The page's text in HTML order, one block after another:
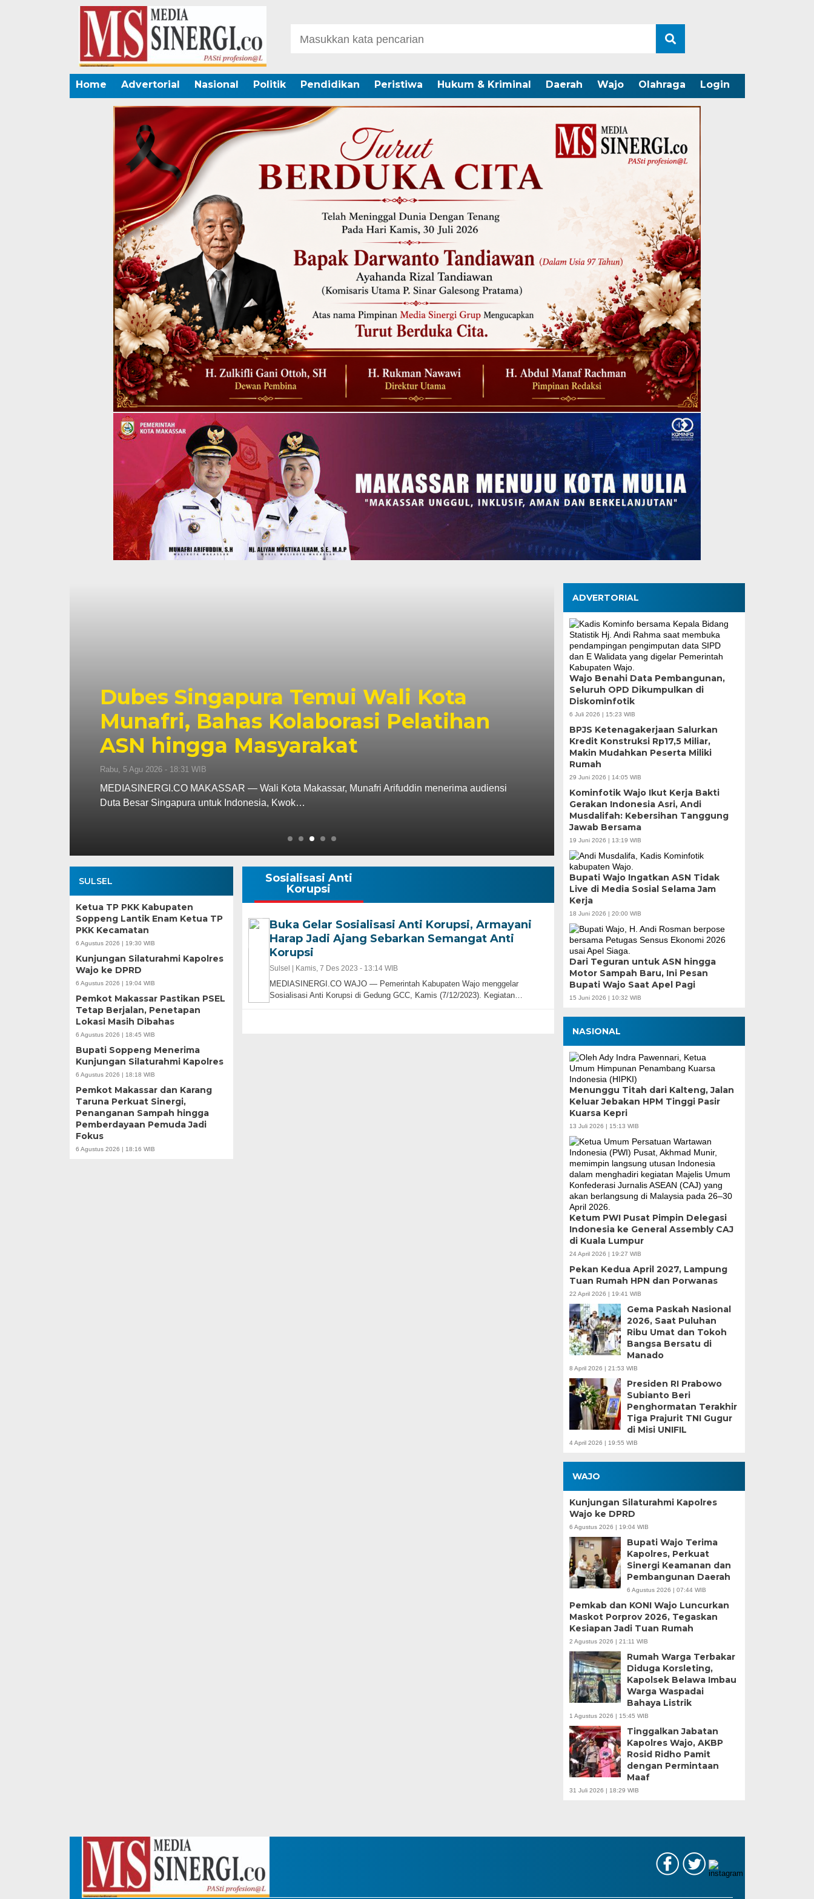
Home Advertorial Nasional Politik Pendidikan Peristiwa Hukum & Kriminal Daerah Wajo Olahraga Login
Dubes Singapura Temui Wali Kota
Munafri, Bahas Kolaborasi Pelatihan
ASN hingga Masyarakat
Rabu, 5 Agu 2026 - 18:31 WIB
MEDIASINERGI.CO MAKASSAR — Wali Kota Makassar, Munafri Arifuddin menerima audiensi
Duta Besar Singapura untuk Indonesia, Kwok…
Wali Kota Munafri
Pangan Tinjau
Nelayan Merah
Rabu, 5 Agu 2026 - 07:32 WIB
MEDIASINERGI.CO MAKASSAR — Wali Kota
Koordinator Bidang Pangan, Zulkifli Hasan,
SULSEL
Ketua TP PKK Kabupaten
Soppeng Lantik Enam Ketua TP
PKK Kecamatan
6 Agustus 2026 | 19:30 WIB
Kunjungan Silaturahmi Kapolres
Wajo ke DPRD
6 Agustus 2026 | 19:04 WIB
Pemkot Makassar Pastikan PSEL
Tetap Berjalan, Penetapan
Lokasi Masih Dibahas
6 Agustus 2026 | 18:45 WIB
Bupati Soppeng Menerima
Kunjungan Silaturahmi Kapolres
6 Agustus 2026 | 18:18 WIB
Pemkot Makassar dan Karang
Taruna Perkuat Sinergi,
Penanganan Sampah hingga
Pemberdayaan Pemuda Jadi
Fokus
6 Agustus 2026 | 18:16 WIB
Sosialisasi Anti
Korupsi
Buka Gelar Sosialisasi Anti Korupsi, Armayani
Harap Jadi Ajang Sebarkan Semangat Anti
Korupsi
Sulsel | Kamis, 7 Des 2023 - 13:14 WIB
MEDIASINERGI.CO WAJO — Pemerintah Kabupaten Wajo menggelar
Sosialisasi Anti Korupsi di Gedung GCC, Kamis (7/12/2023). Kegiatan…
ADVERTORIAL
Wajo Benahi Data Pembangunan,
Seluruh OPD Dikumpulkan di
Diskominfotik
6 Juli 2026 | 15:23 WIB
BPJS Ketenagakerjaan Salurkan
Kredit Konstruksi Rp17,5 Miliar,
Makin Mudahkan Peserta Miliki
Rumah
29 Juni 2026 | 14:05 WIB
Kominfotik Wajo Ikut Kerja Bakti
Gerakan Indonesia Asri, Andi
Musdalifah: Kebersihan Tanggung
Jawab Bersama
19 Juni 2026 | 13:19 WIB
Bupati Wajo Ingatkan ASN Tidak
Live di Media Sosial Selama Jam
Kerja
18 Juni 2026 | 20:00 WIB
Dari Teguran untuk ASN hingga
Motor Sampah Baru, Ini Pesan
Bupati Wajo Saat Apel Pagi
15 Juni 2026 | 10:32 WIB
NASIONAL
Menunggu Titah dari Kalteng, Jalan
Keluar Jebakan HPM Tinggi Pasir
Kuarsa Kepri
13 Juli 2026 | 15:13 WIB
Ketum PWI Pusat Pimpin Delegasi
Indonesia ke General Assembly CAJ
di Kuala Lumpur
24 April 2026 | 19:27 WIB
Pekan Kedua April 2027, Lampung
Tuan Rumah HPN dan Porwanas
22 April 2026 | 19:41 WIB
Gema Paskah Nasional
2026, Saat Puluhan
Ribu Umat dan Tokoh
Bangsa Bersatu di
Manado
8 April 2026 | 21:53 WIB
Presiden RI Prabowo
Subianto Beri
Penghormatan Terakhir
Tiga Prajurit TNI Gugur
di Misi UNIFIL
4 April 2026 | 19:55 WIB
WAJO
Kunjungan Silaturahmi Kapolres
Wajo ke DPRD
6 Agustus 2026 | 19:04 WIB
Bupati Wajo Terima
Kapolres, Perkuat
Sinergi Keamanan dan
Pembangunan Daerah
6 Agustus 2026 | 07:44 WIB
Pemkab dan KONI Wajo Luncurkan
Maskot Porprov 2026, Tegaskan
Kesiapan Jadi Tuan Rumah
2 Agustus 2026 | 21:11 WIB
Rumah Warga Terbakar
Diduga Korsleting,
Kapolsek Belawa Imbau
Warga Waspadai
Bahaya Listrik
1 Agustus 2026 | 15:45 WIB
Tinggalkan Jabatan
Kapolres Wajo, AKBP
Rosid Ridho Pamit
dengan Permintaan
Maaf
31 Juli 2026 | 18:29 WIB